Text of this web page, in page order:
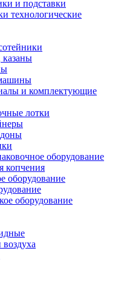
и подставки
технологические
и комплектующие
лотки
оборудование
копчения
оборудование
оборудование